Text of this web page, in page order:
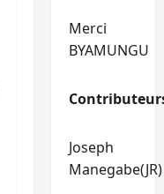
Partager
Merci
BYAMUNGU
Joseph
Manegabe(JR)